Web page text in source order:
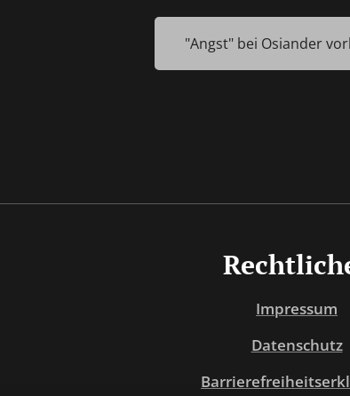
"Angst" bei Osiander
Impressum
Datenschutz